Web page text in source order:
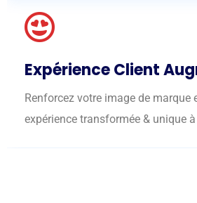
Expérience Client
Renforcez votre image de marque
expérience transformée & unique